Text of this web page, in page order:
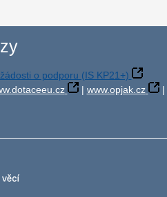
o podporu (IS KP21+)
| www.opjak.cz |